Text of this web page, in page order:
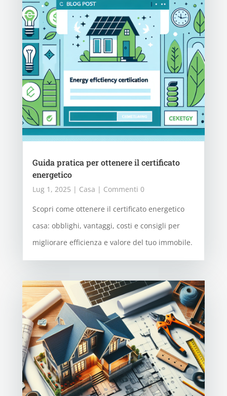
Guida pratica per ottenere il certificato
energetico
Lug 1, 2025 | Casa | Commenti 0
Scopri come ottenere il certificato energetico
casa: obblighi, vantaggi, costi e consigli per
migliorare efficienza e valore del tuo immobile.